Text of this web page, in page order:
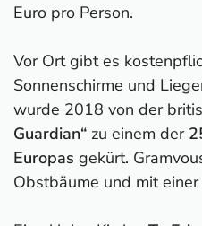
Euro pro Person.
Vor Ort gibt es
Sonnenschirme und
wurde 2018 von der
Guardian“ zu einem der
Europas gekürt.
Obstbäume und mit